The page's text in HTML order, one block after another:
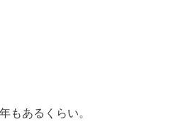
あるくらい。